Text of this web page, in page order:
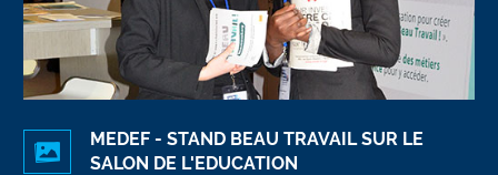
MEDEF - STAND BEAU TRAVAIL SUR LE
SALON DE L'EDUCATION